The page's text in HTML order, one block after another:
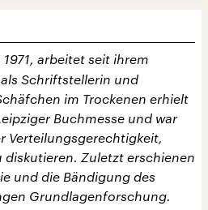
arbeitet seit ihrem
Schriftstellerin und
im Trockenen erhielt
Buchmesse und war
Verteilungsgerechtigkeit,
diskutieren. Zuletzt erschienen
und die Bändigung des
Grundlagenforschung.